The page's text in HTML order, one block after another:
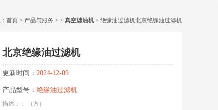
首页 > 产品与服务 > > 真空滤油机> 绝缘油过滤机北京绝缘油过滤机
北京绝缘油过滤机
更新时间： 2024-12-09
产品型号： 绝缘油过滤机
描述：： （方）